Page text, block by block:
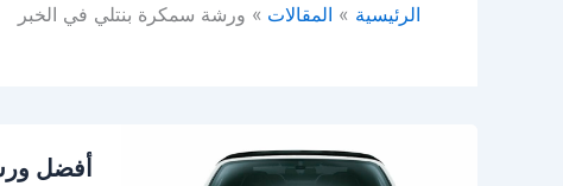
الرئيسية المقالات ورشة سمكرة بنتلي في الخبر
أفضل
ورشة